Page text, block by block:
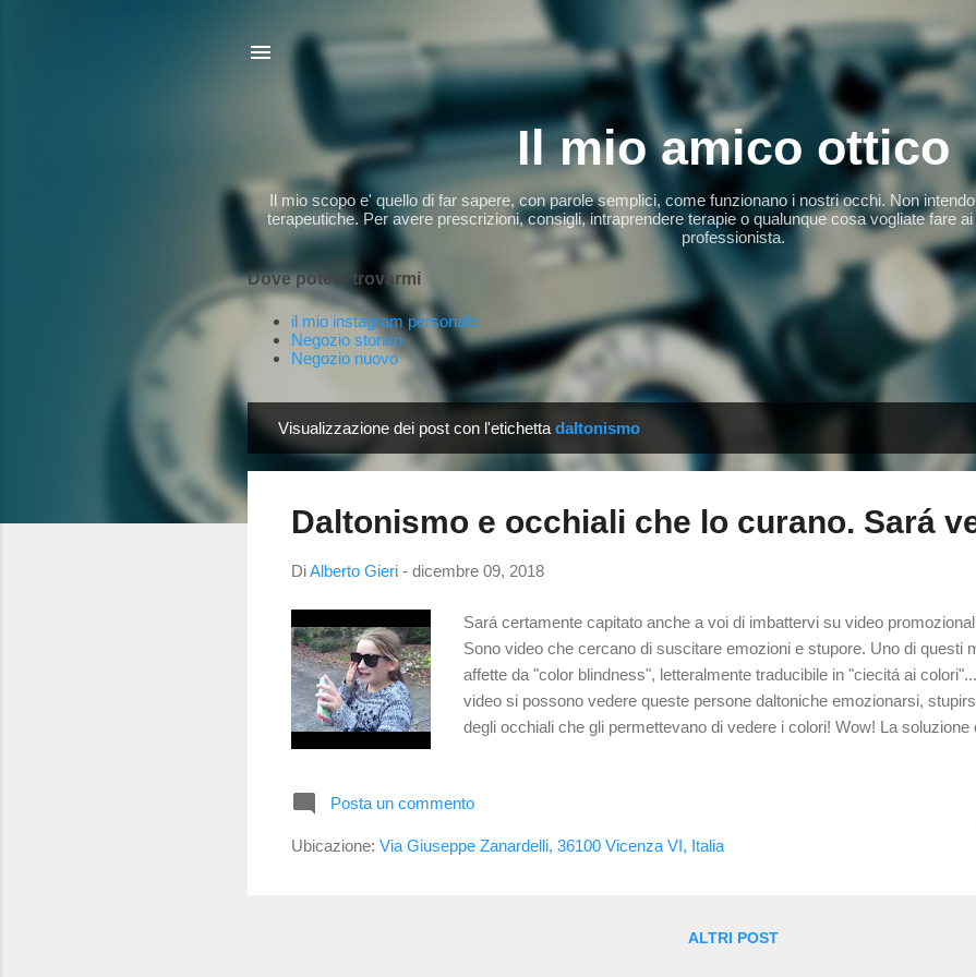
Passa ai contenuti principali
Il mio amico ottico
Il mio scopo e' quello di far sapere, con parole semplici, come funzionano i nostri occhi. Non
terapeutiche. Per avere prescrizioni, consigli, intraprendere terapie o qualunque cosa vogliate fare
professionista.
Dove potete trovarmi
il mio instagram personale
Negozio storico
Negozio nuovo
P
o
Visualizzazione dei post con l'etichetta daltonismo
Daltonismo e occhiali che lo curano. Sará
DiAlberto Gieri - dicembre 09, 2018
Sará certamente capitato anche a voi di imbattervi su video
Sono video che cercano di suscitare emozioni e stupore. Uno di questi
affette da "color blindness", letteralmente traducibile in "ciecitá ai
video si possono vedere queste persone daltoniche emozionarsi,
degli occhiali che gli permettevano di vedere i colori! Wow! La soluzione
da alcuni concetti anatomici di base : gli occhi hanno cellule predisposte
onde luminose chiamati coni e bastoncelli e siti nella retina. Quelli che
colori sono i coni e si dividono nella gestione di ...
Posta un commento
Ubicazione: Via Giuseppe Zanardelli, 36100 Vicenza VI, Italia
ALTRI POST